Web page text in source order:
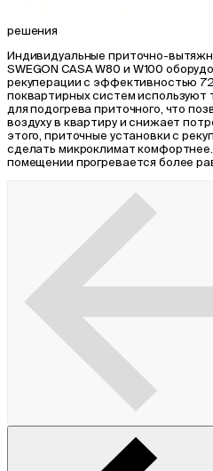
решения
Индивидуальные приточно-
SWEGON CASA W80 и W100
рекуперации с эффективностью
поквартирных систем используют
для подогрева приточного, что
воздуху в квартиру и снижает
этого, приточные установки с
сделать микроклимат
помещении прогревается более